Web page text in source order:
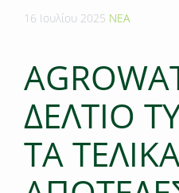
16 Ιουλίου 2025 ΝΕΑ
ΔΕΛΤΙΟ
ΤΑ